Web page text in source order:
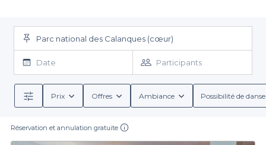
Parc national des Calanques (cœur)
Date Participants
Prix Offres Ambiance Possibilité de
Réservation et annulation gratuite